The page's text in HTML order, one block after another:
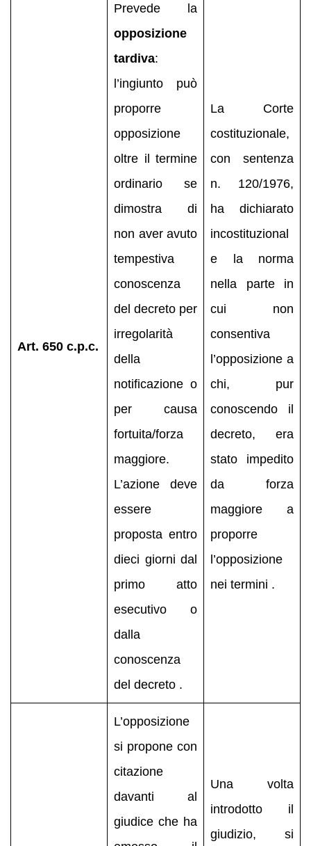
Art. 650 c.p.c.
Prevede la
opposizione
tardiva:
l’ingiunto può
proporre
opposizione
oltre il termine
ordinario se
dimostra di
non aver avuto
tempestiva
conoscenza
del decreto per
irregolarità
della
notificazione o
per causa
fortuita/forza
maggiore.
L’azione deve
essere
proposta entro
dieci giorni dal
primo atto
esecutivo o
dalla
conoscenza
del decreto .
La Corte
costituzionale,
con sentenza
n. 120/1976,
ha dichiarato
incostituzional
e la norma
nella parte in
cui non
consentiva
l’opposizione a
chi, pur
conoscendo il
decreto, era
stato impedito
da forza
maggiore a
proporre
l’opposizione
nei termini .
L’opposizione
si propone con
citazione
davanti al
giudice che ha
Una volta
introdotto il
giudizio, si